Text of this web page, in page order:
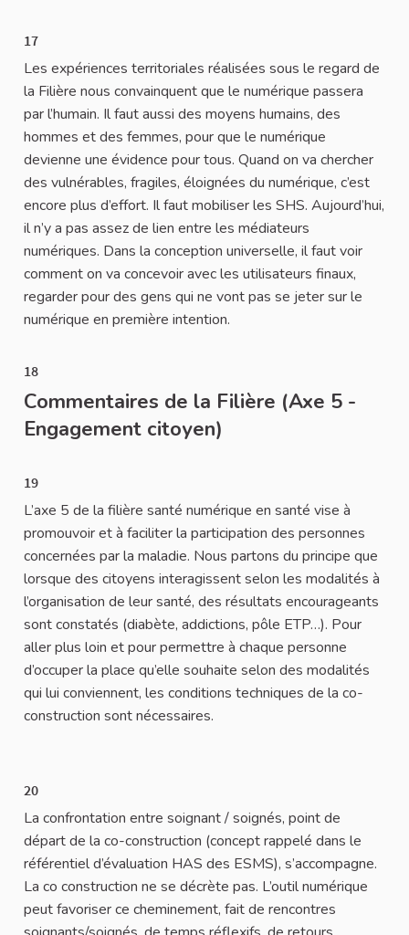
17
Les expériences territoriales réalisées sous le regard de
la Filière nous convainquent que le numérique passera
par l’humain. Il faut aussi des moyens humains, des
hommes et des femmes, pour que le numérique
devienne une évidence pour tous. Quand on va chercher
des vulnérables, fragiles, éloignées du numérique, c’est
encore plus d’effort. Il faut mobiliser les SHS. Aujourd’hui,
il n’y a pas assez de lien entre les médiateurs
numériques. Dans la conception universelle, il faut voir
comment on va concevoir avec les utilisateurs finaux,
regarder pour des gens qui ne vont pas se jeter sur le
numérique en première intention.
18
Commentaires de la Filière (Axe 5 -
Engagement citoyen)
19
L’axe 5 de la filière santé numérique en santé vise à
promouvoir et à faciliter la participation des personnes
concernées par la maladie. Nous partons du principe que
lorsque des citoyens interagissent selon les modalités à
l’organisation de leur santé, des résultats encourageants
sont constatés (diabète, addictions, pôle ETP…). Pour
aller plus loin et pour permettre à chaque personne
d’occuper la place qu’elle souhaite selon des modalités
qui lui conviennent, les conditions techniques de la co-
construction sont nécessaires.
20
La confrontation entre soignant / soignés, point de
départ de la co-construction (concept rappelé dans le
référentiel d’évaluation HAS des ESMS), s’accompagne.
La co construction ne se décrète pas. L’outil numérique
peut favoriser ce cheminement, fait de rencontres